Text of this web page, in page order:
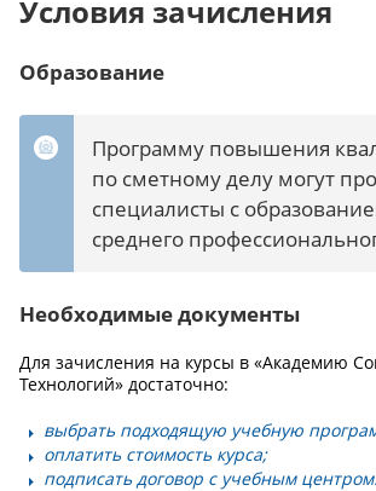
Условия зачисления
Образование
Программу повышения
по сметному делу могут
специалисты с
среднего
Необходимые документы
Для зачисления на курсы в «Академию
Технологий» достаточно:
выбрать подходящую учебную
оплатить стоимость курса;
подписать договор с учебным центром.